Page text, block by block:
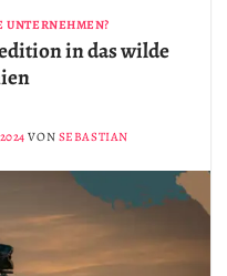
UNTERNEHMEN?
in das wilde
VON SEBASTIAN